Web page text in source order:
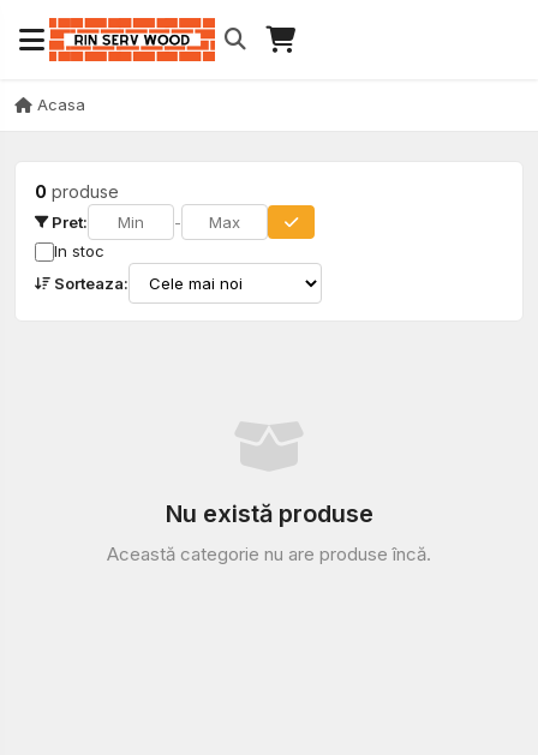
Acasa
0 produse
Pret:
-
In stoc
Sorteaza:
Nu există produse
Această categorie nu are produse încă.